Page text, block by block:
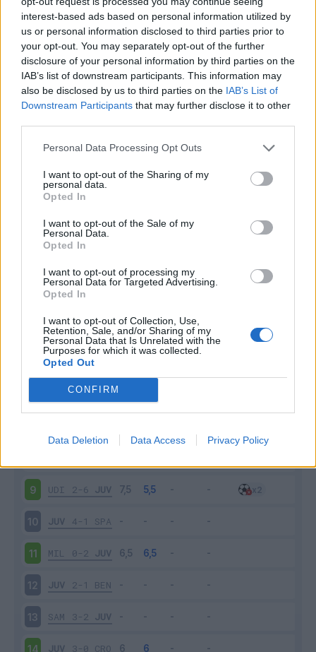
interest-based ads based on personal information utilized by
us or personal information disclosed to third parties prior to
your opt-out. You may separately opt-out of the further
disclosure of your personal information by third parties on the
IAB’s list of downstream participants. This information may
also be disclosed by us to third parties on the IAB’s List of
Downstream Participants that may further disclose it to other
Personal Data Processing Opt Outs
I want to opt-out of the Sharing of my
personal data.
Opted In
I want to opt-out of the Sale of my
Personal Data.
Opted In
I want to opt-out of processing my
Personal Data for Targeted Advertising.
Opted In
I want to opt-out of Collection, Use,
Retention, Sale, and/or Sharing of my
Personal Data that Is Unrelated with the
Purposes for which it was collected.
Opted Out
CONFIRM
Data Deletion Data Access Privacy Policy
Infortunato 0 - 0%
Inutilizzato 17 - 44
stagionale
JUV 3-0 CAG
2-4 JUV
JUV 3-0
SAS 1-3 JUV
JUV 1-0
4-0 TOR
9 UDI 2-6 JUV
10 JUV 4-1 SPA
11 MIL 0-2 JUV
12 JUV 2-1 BEN
13 SAM 3-2 JUV
14 JUV 3-0 CRO